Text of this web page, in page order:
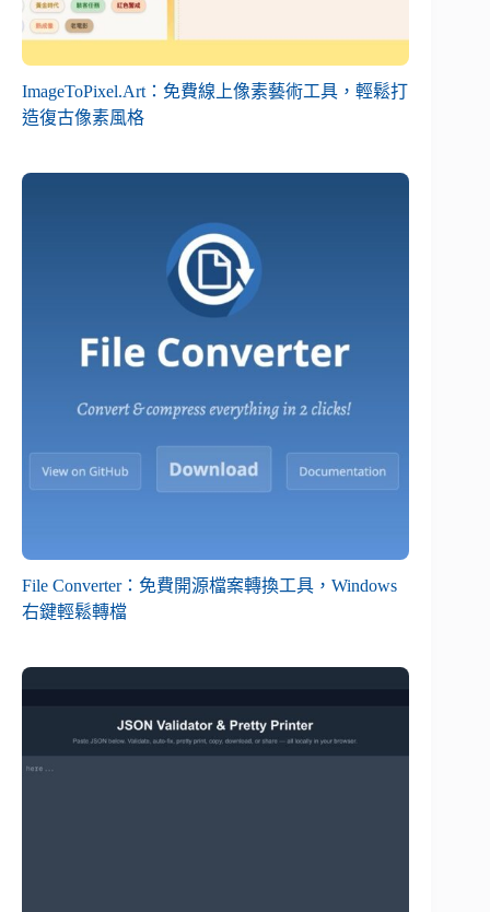
ImageToPixel.Art：免費線上像素藝術工具，輕鬆打
造復古像素風格
File Converter：免費開源檔案轉換工具，Windows
右鍵輕鬆轉檔